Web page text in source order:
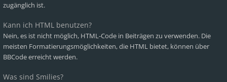
zugänglich ist.
Kann ich HTML benutzen?
Nein, es ist nicht möglich, HTML-Code in Beiträgen zu verwenden. Die
meisten Formatierungsmöglichkeiten, die HTML bietet, können über
BBCode erreicht werden.
Was sind Smilies?